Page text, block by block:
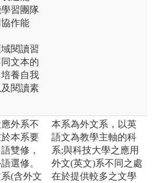
習團隊
作能
閱讀習
文本的
養自我
閱讀素
外系不
本系要
雙修，
選修。
(含外文
本系為外文系，以英
語文為教學主軸的科
系;與科技大學之應用
外文(英文)系不同之處
在於提供較多之文學